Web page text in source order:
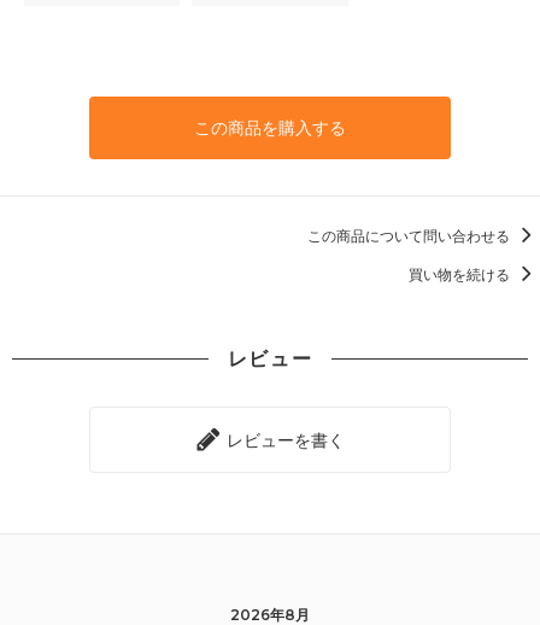
この商品を購入する
この商品について問い合わせる
買い物を続ける
レビュー
レビューを書く
2026年8月